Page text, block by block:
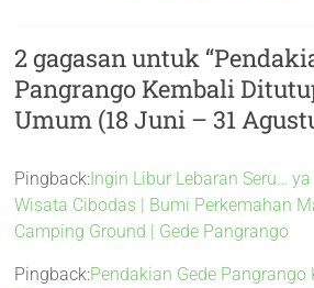
2 gagasan untuk “
Pangrango Kembali
Umum (18 Juni – 31
Pingback:Ingin Libur Lebaran Seru…
Wisata Cibodas | Bumi Perkemahan
Camping Ground | Gede Pangrango
Pingback:Pendakian Gede Pangrango